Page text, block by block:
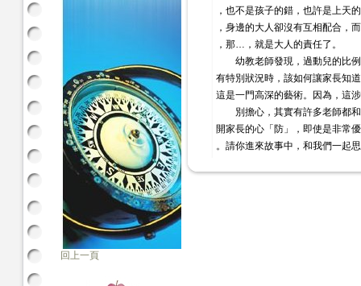
回上一頁
，也不是孩子的錯，也許是上天
，身邊的大人卻沒有互相配合，
，那…，就是大人的責任了。
幼教老師發現，過動兒的比例
有特別狀況時，該如何讓家長知
這是一門高深的藝術。因為，這
別擔心，其實有許多老師都和
開家長的心「防」，即使是非常
。請你進來故事中，和我們一起